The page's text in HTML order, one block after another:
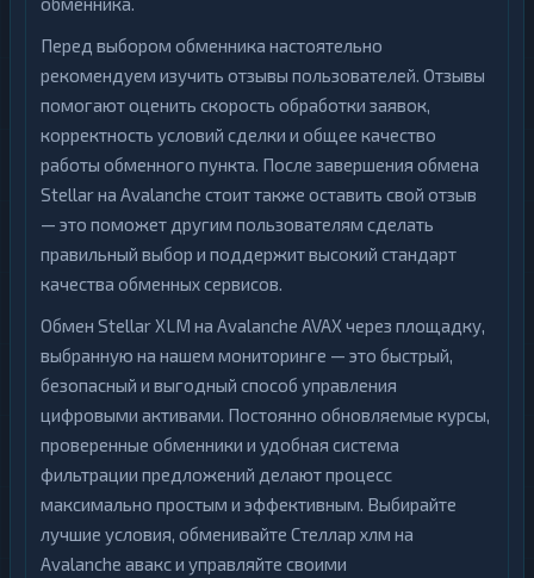
Перед выбором обменника настоятельно
рекомендуем изучить отзывы пользователей. Отзывы
помогают оценить скорость обработки заявок,
корректность условий сделки и общее качество
работы обменного пункта. После завершения обмена
Stellar на Avalanche стоит также оставить свой отзыв
— это поможет другим пользователям сделать
правильный выбор и поддержит высокий стандарт
качества обменных сервисов.
Обмен Stellar XLM на Avalanche AVAX через площадку,
выбранную на нашем мониторинге — это быстрый,
безопасный и выгодный способ управления
цифровыми активами. Постоянно обновляемые курсы,
проверенные обменники и удобная система
фильтрации предложений делают процесс
максимально простым и эффективным. Выбирайте
лучшие условия, обменивайте Стеллар хлм на
Avalanche авакс и управляйте своими